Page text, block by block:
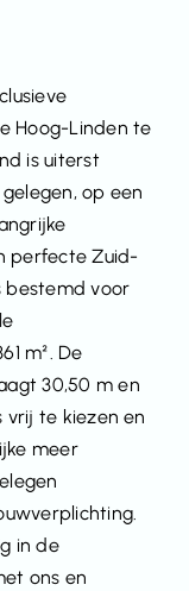
Hoog-Linden te
is uiterst
op een
perfecte Zuid-
bestemd voor
m². De
30,50 m en
vrij te kiezen en
meer
in de
ons en